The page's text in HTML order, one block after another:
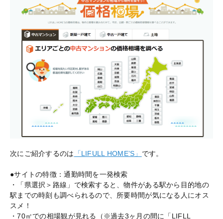
次にご紹介するのは 「LIFULL HOME’S」 です。
●サイトの特徴：通勤時間を一発検索
・「県選択＞路線」で検索すると、物件がある駅から目的地の
駅までの時刻も調べられるので、所要時間が気になる人にオス
スメ！
・70㎡での相場観が見れる（※過去3ヶ月の間に「LIFLL